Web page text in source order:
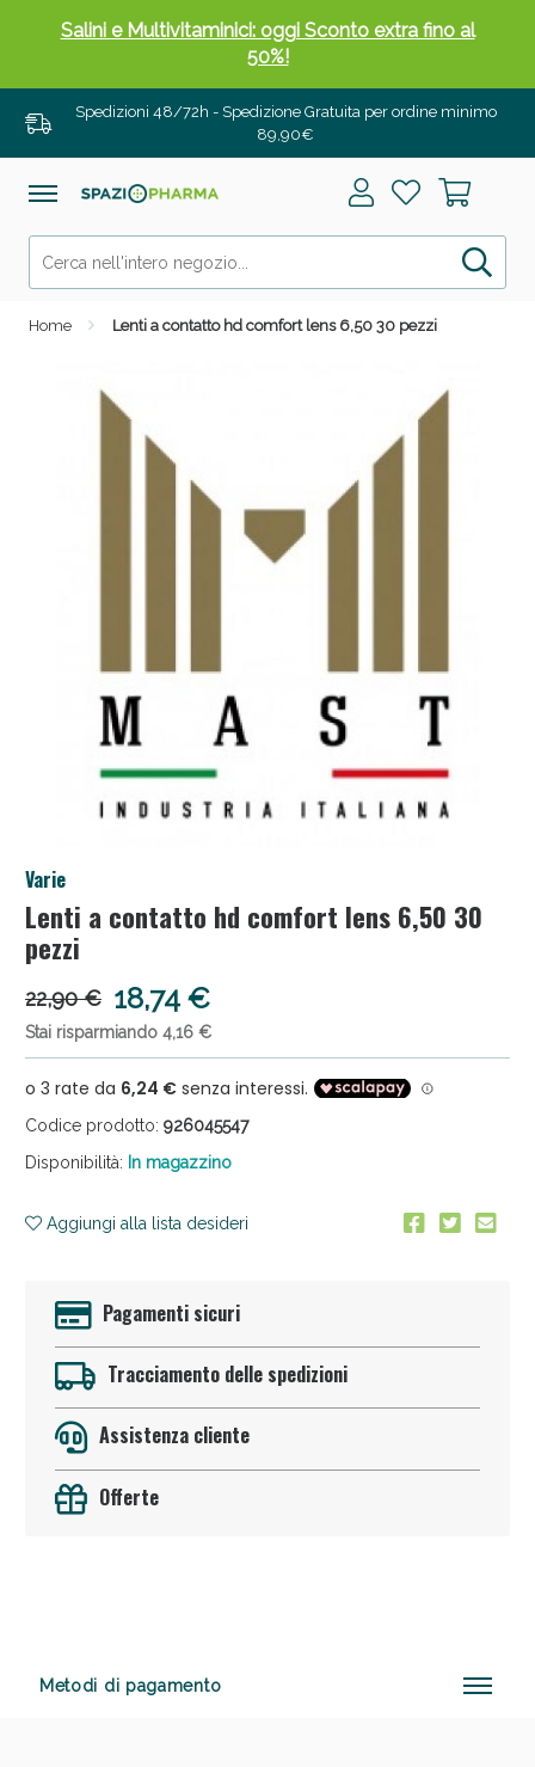
Spedizioni 48/72h - Spedizione Gratuita per ordine minimo
89,90€
Home Lenti a contatto hd comfort lens 6,50 30 pezzi
Varie
Lenti a contatto hd comfort lens 6,50 30
pezzi
22,90 € 18,74 €
Stai risparmiando 4,16 €
Codice prodotto: 926045547
Disponibilità: In magazzino
Aggiungi alla lista desideri
Pagamenti sicuri
Tracciamento delle spedizioni
Assistenza cliente
Offerte
Metodi di pagamento
Salini e Multivitaminici: oggi Sconto extra fino al
50%!
Anticellulite e Fanghi: Sconto fino al 40% valido
Anticellulite e Fanghi: Sconto fino al 40% valido
Sconto fino al 55% disponibile oggi!